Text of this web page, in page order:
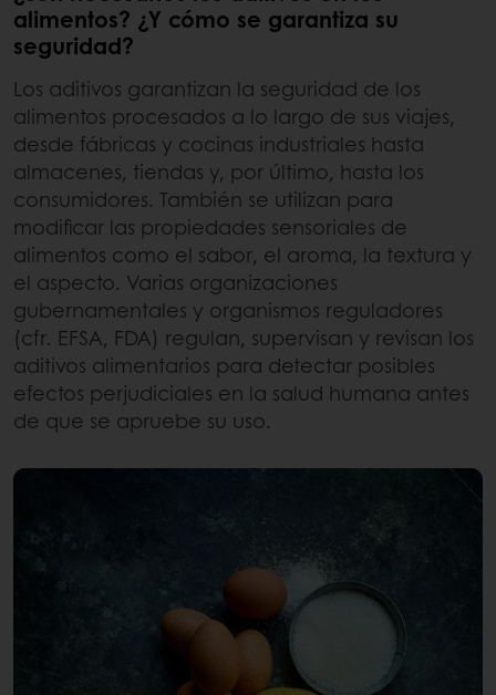
alimentos? ¿Y cómo se garantiza su
seguridad?
Los aditivos garantizan la seguridad de los
alimentos procesados a lo largo de sus viajes,
desde fábricas y cocinas industriales hasta
almacenes, tiendas y, por último, hasta los
consumidores. También se utilizan para
modificar las propiedades sensoriales de
alimentos como el sabor, el aroma, la textura y
el aspecto. Varias organizaciones
gubernamentales y organismos reguladores
(cfr. EFSA, FDA) regulan, supervisan y revisan los
aditivos alimentarios para detectar posibles
efectos perjudiciales en la salud humana antes
de que se apruebe su uso.